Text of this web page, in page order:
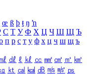
œ ß þ ŧ ŋ ŉ
С Т У Ф Х Ц Ч Ш Щ Ъ
п р с т у ф х ц ч ш щ ъ
㎗ ℓ ㎘ ㏄ ㎣ ㎤ ㎥ ㎦
㏏ ㎈ ㎉ ㏈ ㎧ ㎨ ㎰